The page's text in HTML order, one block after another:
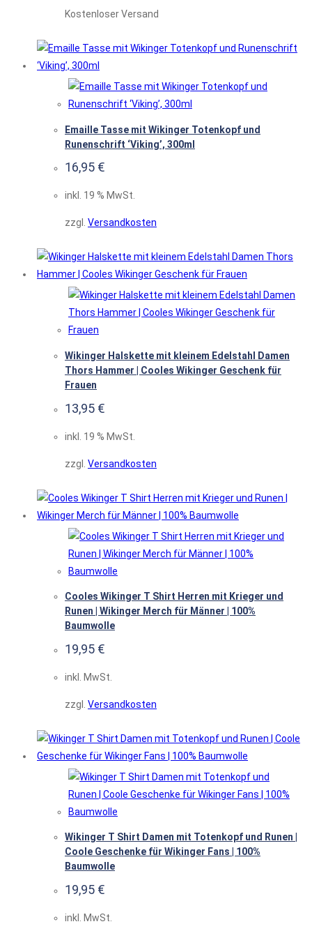
Kostenloser Versand
Emaille Tasse mit Wikinger Totenkopf und
Runenschrift ‘Viking’, 300ml
16,95 €
inkl. 19 % MwSt.
zzgl. Versandkosten
Wikinger Halskette mit kleinem Edelstahl Damen
Thors Hammer | Cooles Wikinger Geschenk für
Frauen
13,95 €
inkl. 19 % MwSt.
zzgl. Versandkosten
Cooles Wikinger T Shirt Herren mit Krieger und
Runen | Wikinger Merch für Männer | 100%
Baumwolle
19,95 €
inkl. MwSt.
zzgl. Versandkosten
Wikinger T Shirt Damen mit Totenkopf und Runen |
Coole Geschenke für Wikinger Fans | 100%
Baumwolle
19,95 €
inkl. MwSt.